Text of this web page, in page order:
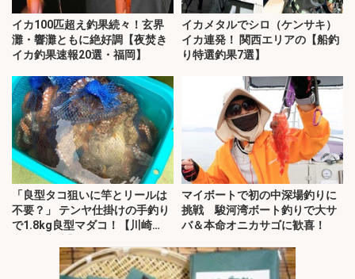
イカ100匹超え釣果続々！玄界
灘・響灘ともに絶好調【夜焚き
イカ釣果速報20選・福岡】
イカメタルでシロ（ケンサキ）
イカ連発！ 関西エリアの【船釣
り特選釣果7選】
「良型タコ狙いに竿とリールは
不要？」 テンヤ仕掛けの手釣り
で1.8kg良型マダコ！【川崎
マイボートで初の中深場釣りに
挑戦 駿河湾ボート釣りで大サ
バ＆本命オニカサゴに歓喜！